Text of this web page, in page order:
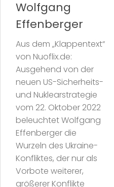
Wolfgang
Effenberger
Aus dem „Klappentext“
von Nuoflix.de:
Ausgehend von der
neuen US-Sicherheits-
und Nuklearstrategie
vom 22. Oktober 2022
beleuchtet Wolfgang
Effenberger die
Wurzeln des Ukraine-
Konfliktes, der nur als
Vorbote weiterer,
größerer Konflikte